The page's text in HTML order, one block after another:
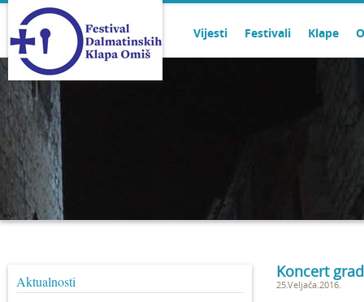
Vijesti Festivali Klape
Aktualnosti
Koncert
25.Veljača.2016.